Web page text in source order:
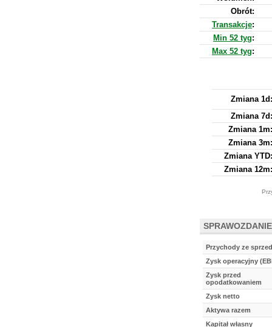
Obrót:
Transakcje:
Min 52 tyg:
Max 52 tyg:
Zmiana 1d:
Zmiana 7d:
Zmiana 1m:
Zmiana 3m:
Zmiana YTD:
Zmiana 12m:
Przychody ze
Zysk operacyjny
Zysk przed
opodatkowaniem
Zysk netto
Aktywa razem
Kapitał własny